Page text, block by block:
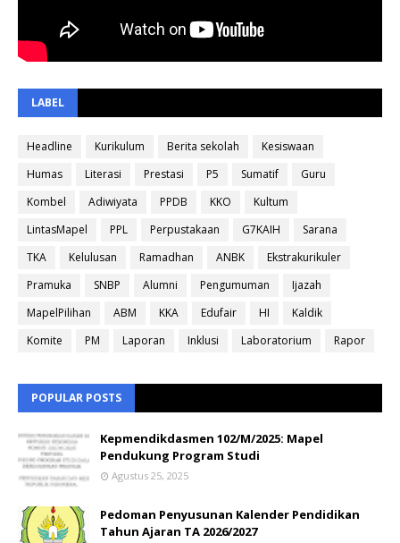
LABEL
Headline Kurikulum Berita sekolah
Kesiswaan
Humas
Literasi Prestasi P5 Sumatif
Guru
Kombel
Adiwiyata PPDB KKO
Kultum
LintasMapel
PPL Perpustakaan G7KAIH
Sarana
TKA
Kelulusan Ramadhan ANBK
Ekstrakurikuler
Pramuka
SNBP Alumni Pengumuman
Ijazah
MapelPilihan
ABM KKA Edufair HI
Kaldik
Komite
PM Laporan Inklusi Laboratorium Rapor
POPULAR POSTS
Kepmendikdasmen 102/M/2025: Mapel
Pendukung Program Studi
Agustus 25, 2025
Pedoman Penyusunan Kalender Pendidikan
Tahun Ajaran TA 2026/2027